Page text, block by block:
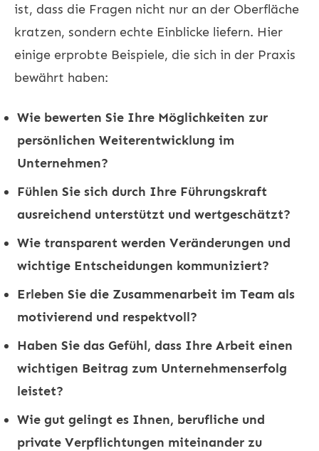
ist, dass die Fragen nicht nur an der Oberfläche
kratzen, sondern echte Einblicke liefern. Hier
einige erprobte Beispiele, die sich in der Praxis
bewährt haben:
Wie bewerten Sie Ihre Möglichkeiten zur
persönlichen Weiterentwicklung im
Unternehmen?
Fühlen Sie sich durch Ihre Führungskraft
ausreichend unterstützt und wertgeschätzt?
Wie transparent werden Veränderungen und
wichtige Entscheidungen kommuniziert?
Erleben Sie die Zusammenarbeit im Team als
motivierend und respektvoll?
Haben Sie das Gefühl, dass Ihre Arbeit einen
wichtigen Beitrag zum Unternehmenserfolg
leistet?
Wie gut gelingt es Ihnen, berufliche und
private Verpflichtungen miteinander zu